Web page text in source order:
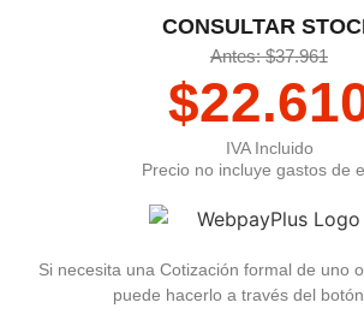
CONSULTAR
Antes: $37.961
$
IVA Incluido
Precio no incluye gastos de
Si necesita una Cotización formal de uno
puede hacerlo a través del